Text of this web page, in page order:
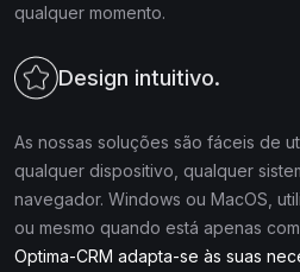
qualquer momento.
Design intuitivo.
As nossas soluções são fáceis de
qualquer dispositivo, qualquer
navegador. Windows ou MacOS,
ou mesmo quando está apenas
Optima-CRM adapta-se às suas